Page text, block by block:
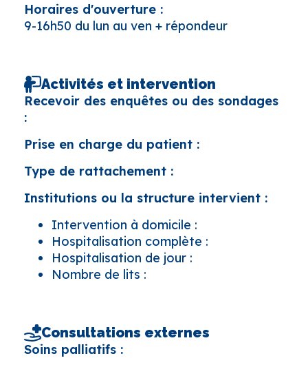
Horaires d'ouverture :
9-16h50 du lun au ven + répondeur
Activités et intervention
Recevoir des enquêtes ou des sondages
:
Prise en charge du patient :
Type de rattachement :
Institutions ou la structure intervient :
Intervention à domicile :
Hospitalisation complète :
Hospitalisation de jour :
Nombre de lits :
Consultations externes
Soins palliatifs :